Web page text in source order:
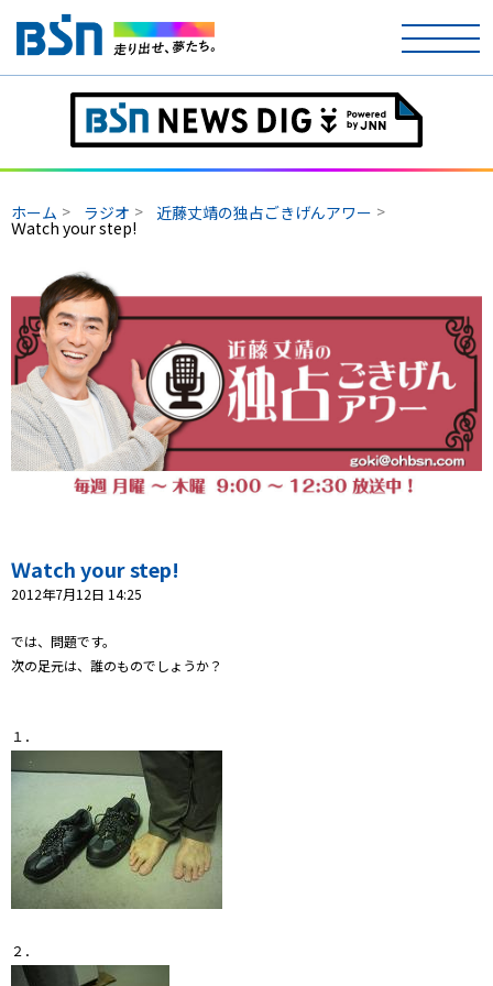
ホーム
テレビ
ラジオ
イベント
ニュース
天気
プレゼント
キッズ
お問い合わせ
ホーム ラジオ 近藤丈靖の独占ごきげんアワー
Ｗatch your step!
Ｗatch your step!
2012年7月12日 14:25
では、問題です。
次の足元は、誰のものでしょうか？
１
２．